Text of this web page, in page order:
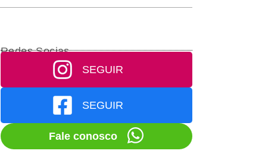
Redes Socias
SEGUIR
SEGUIR
Fale conosco